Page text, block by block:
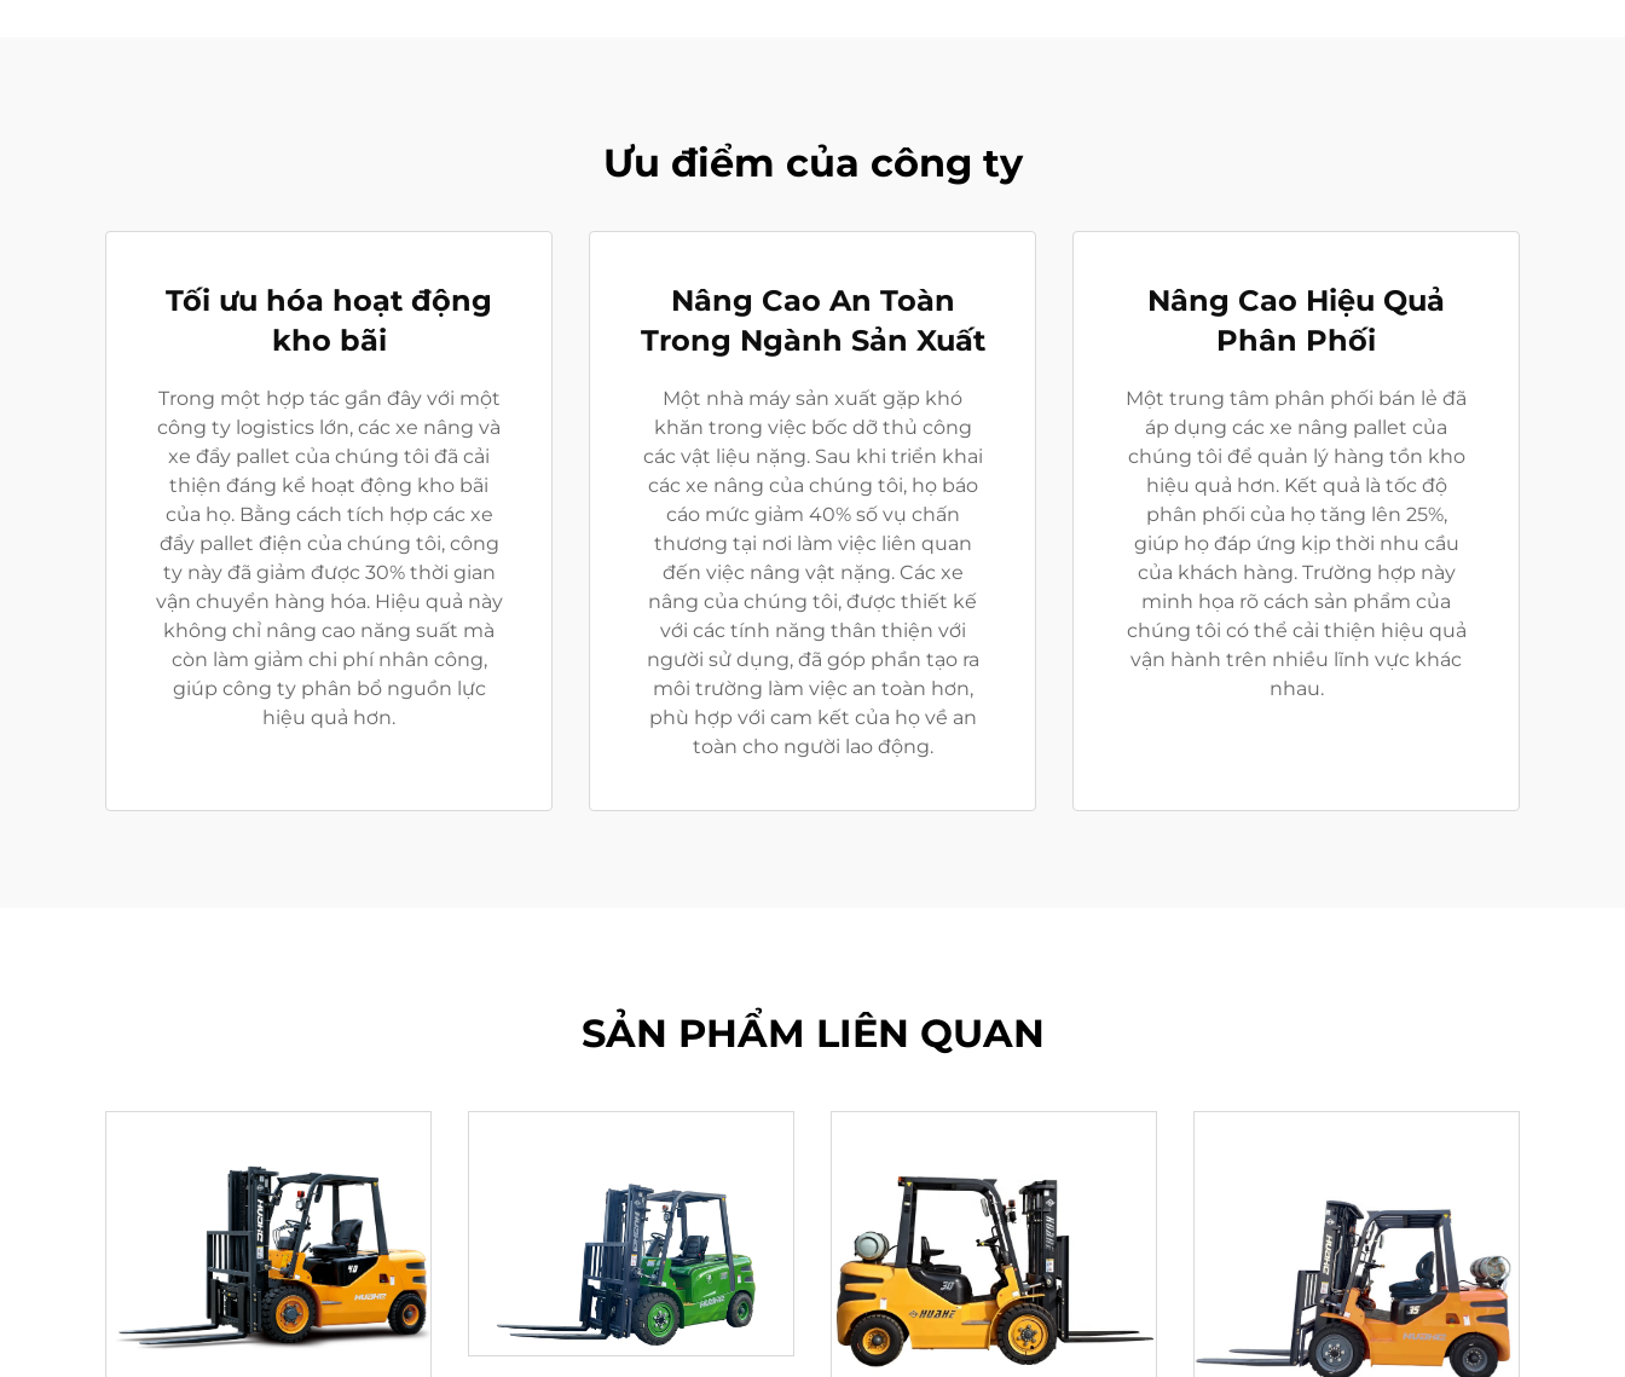
Ưu điểm của công ty
Tối ưu hóa hoạt động
kho bãi
Trong một hợp tác gần đây với một
công ty logistics lớn, các xe nâng và
xe đẩy pallet của chúng tôi đã cải
thiện đáng kể hoạt động kho bãi
của họ. Bằng cách tích hợp các xe
đẩy pallet điện của chúng tôi, công
ty này đã giảm được 30% thời gian
vận chuyển hàng hóa. Hiệu quả này
không chỉ nâng cao năng suất mà
còn làm giảm chi phí nhân công,
giúp công ty phân bổ nguồn lực
hiệu quả hơn.
Nâng Cao An Toàn
Trong Ngành Sản Xuất
Một nhà máy sản xuất gặp khó
khăn trong việc bốc dỡ thủ công
các vật liệu nặng. Sau khi triển khai
các xe nâng của chúng tôi, họ báo
cáo mức giảm 40% số vụ chấn
thương tại nơi làm việc liên quan
đến việc nâng vật nặng. Các xe
nâng của chúng tôi, được thiết kế
với các tính năng thân thiện với
người sử dụng, đã góp phần tạo ra
môi trường làm việc an toàn hơn,
phù hợp với cam kết của họ về an
toàn cho người lao động.
Nâng Cao Hiệu Quả
Phân Phối
Một trung tâm phân phối bán lẻ đã
áp dụng các xe nâng pallet của
chúng tôi để quản lý hàng tồn kho
hiệu quả hơn. Kết quả là tốc độ
phân phối của họ tăng lên 25%,
giúp họ đáp ứng kịp thời nhu cầu
của khách hàng. Trường hợp này
minh họa rõ cách sản phẩm của
chúng tôi có thể cải thiện hiệu quả
vận hành trên nhiều lĩnh vực khác
nhau.
SẢN PHẨM LIÊN QUAN